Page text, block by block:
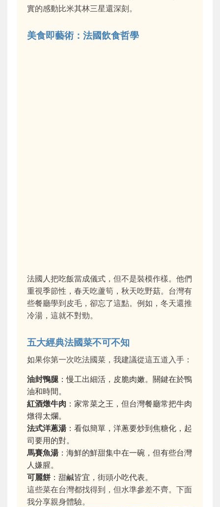
實的感動比米其林三星還深刻。
美食即藝術：法國飲食哲學
法國人把吃飯當成儀式，但不是裝模作樣。他們
重視季節性，春天吃蘆筍，秋天吃野菇。台灣有
些餐廳學到皮毛，卻忘了這點。例如，冬天還推
冷湯，這就不對勁。
五大經典法國菜不可不知
如果你第一次吃法國菜，我建議從這五道入手：
油封鴨腿 ：慢工出細活，皮脆肉嫩。關鍵在於鴨
油和時間。
紅酒燉牛肉 ：家常菜之王，但台灣餐廳常把牛肉
燉得太爛。
法式洋蔥湯：看似簡單，洋蔥要炒到焦糖化，起
司要用的對。
馬賽魚湯：海鮮的鮮甜集中在一碗，但有些台灣
人嫌腥。
可麗餅 ：甜鹹皆宜，街頭小吃代表。
這些菜在台灣都找得到，但水準參差不齊。下面
我分享親身體驗。